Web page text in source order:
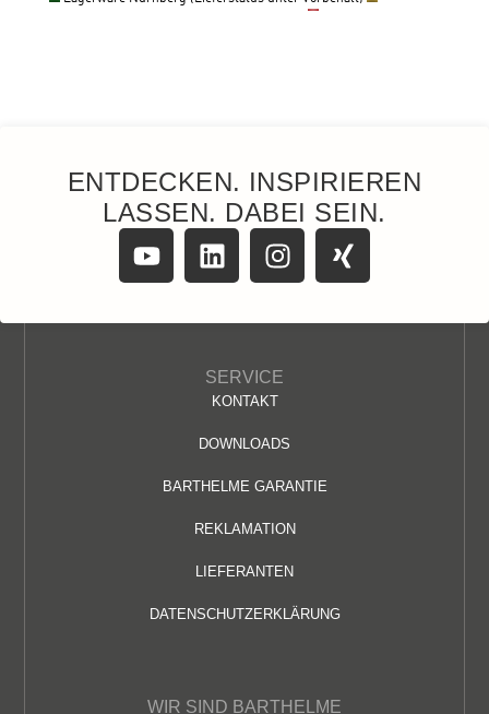
ENTDECKEN. INSPIRIEREN
LASSEN. DABEI SEIN.
SERVICE
KONTAKT
DOWNLOADS
BARTHELME GARANTIE
REKLAMATION
LIEFERANTEN
DATENSCHUTZERKLÄRUNG
WIR SIND BARTHELME